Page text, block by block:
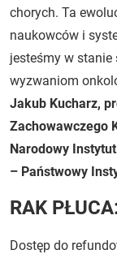
chorych. Ta
naukowców i
jesteśmy w stanie
wyzwaniom
Jakub Kucharz,
Zachowawczego
Narodowy
– Państwowy
RAK
Dostęp do